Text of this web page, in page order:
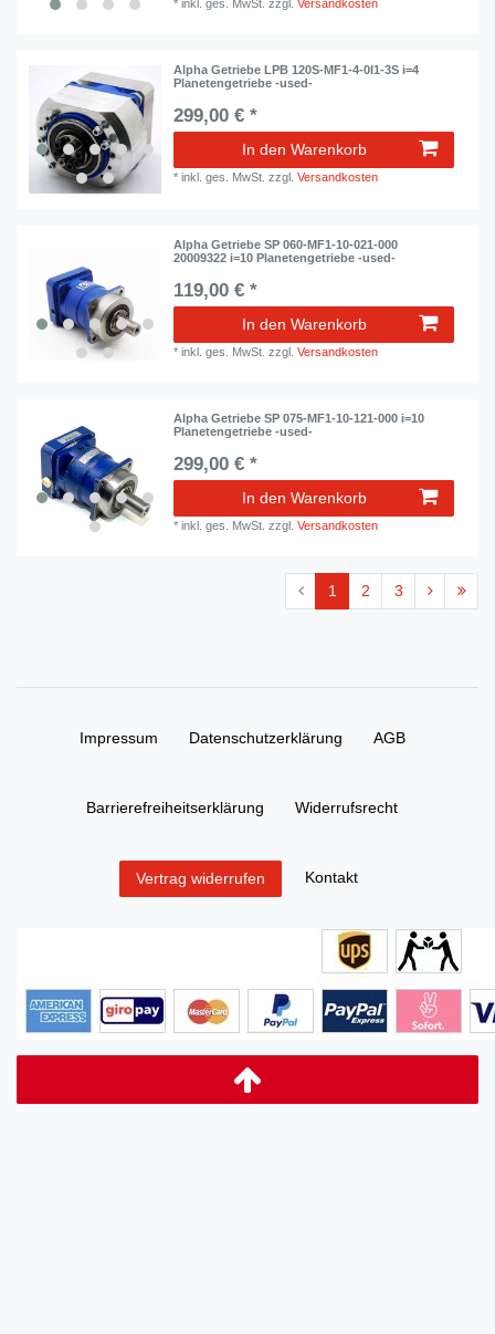
*inkl. ges. MwSt. zzgl.Versandkosten
Alpha Getriebe LPB 120S-MF1-4-0I1-3S i=4
Planetengetriebe -used-
299,00 € *
In den Warenkorb
*inkl. ges. MwSt. zzgl.Versandkosten
Alpha Getriebe SP 060-MF1-10-021-000
20009322 i=10 Planetengetriebe -used-
119,00 € *
In den Warenkorb
*inkl. ges. MwSt. zzgl.Versandkosten
Alpha Getriebe SP 075-MF1-10-121-000 i=10
Planetengetriebe -used-
299,00 € *
In den Warenkorb
*inkl. ges. MwSt. zzgl.Versandkosten
1 2 3
Impressum Daten­schutz­erklärung AGB
Barrierefreiheitserklärung Widerrufs­recht
Vertrag widerrufen Kontakt